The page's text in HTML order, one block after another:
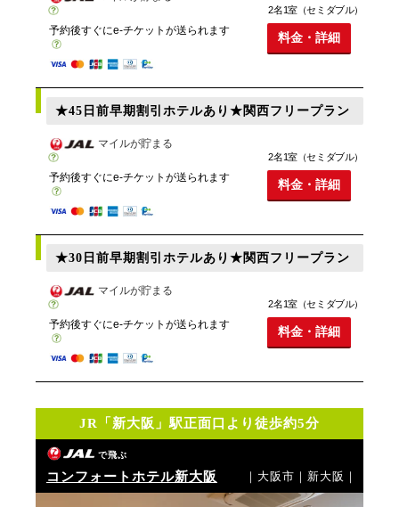
予約後すぐにe-チケットが送られます
2名1室（セミダブル）
料金・詳細
★45日前早期割引ホテルあり★関西フリープラン
マイルが貯まる
予約後すぐにe-チケットが送られます
2名1室（セミダブル）
料金・詳細
★30日前早期割引ホテルあり★関西フリープラン
マイルが貯まる
予約後すぐにe-チケットが送られます
2名1室（セミダブル）
料金・詳細
JR「新大阪」駅正面口より徒歩約5分
で飛ぶ
コンフォートホテル新大阪 ｜大阪市｜新大阪｜